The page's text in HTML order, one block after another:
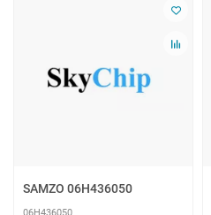
SAMZO 06H436050
06H436050